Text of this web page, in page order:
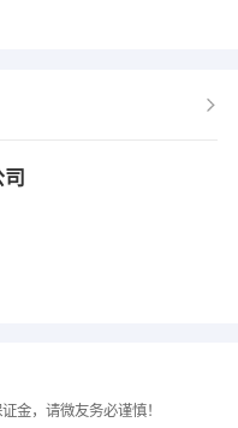
金，请微友务必谨慎！